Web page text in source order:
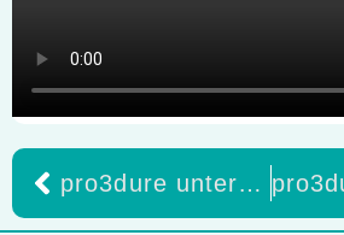
pro3dure unterwegs nach Leipzig zur Zahntechnik plus 2026